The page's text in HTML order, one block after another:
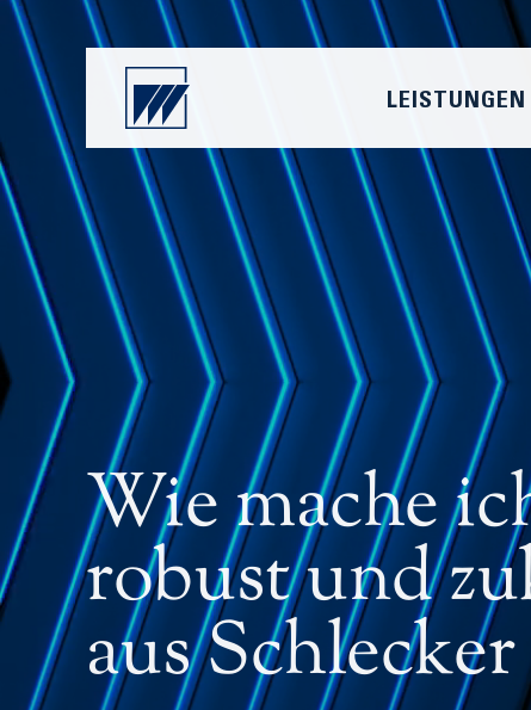
Wie mache
robust und
aus
LEISTUNGEN